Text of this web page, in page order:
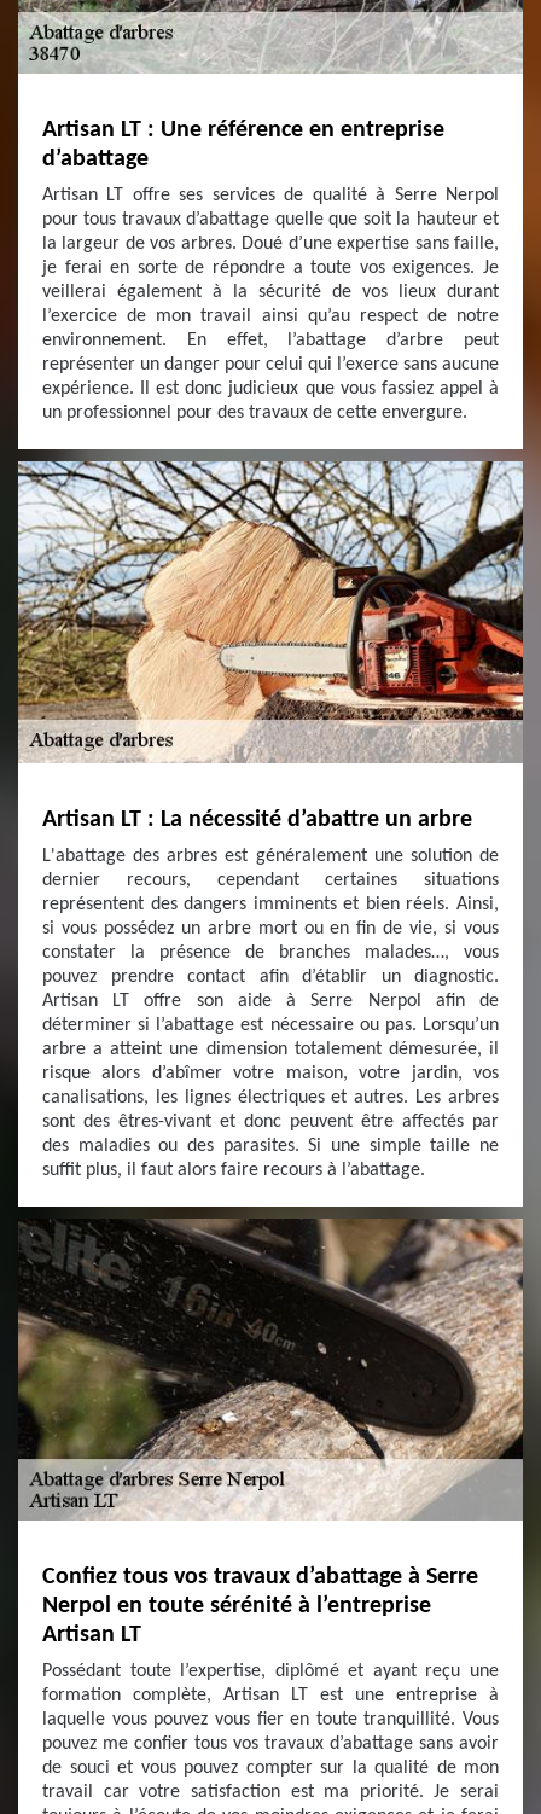
Artisan LT : Une référence en entreprise
d’abattage
Artisan LT offre ses services de qualité à Serre Nerpol
pour tous travaux d’abattage quelle que soit la hauteur et
la largeur de vos arbres. Doué d’une expertise sans faille,
je ferai en sorte de répondre a toute vos exigences. Je
veillerai également à la sécurité de vos lieux durant
l’exercice de mon travail ainsi qu’au respect de notre
environnement. En effet, l’abattage d’arbre peut
représenter un danger pour celui qui l’exerce sans aucune
expérience. Il est donc judicieux que vous fassiez appel à
un professionnel pour des travaux de cette envergure.
Artisan LT : La nécessité d’abattre un arbre
L'abattage des arbres est généralement une solution de
dernier recours, cependant certaines situations
représentent des dangers imminents et bien réels. Ainsi,
si vous possédez un arbre mort ou en fin de vie, si vous
constater la présence de branches malades…, vous
pouvez prendre contact afin d’établir un diagnostic.
Artisan LT offre son aide à Serre Nerpol afin de
déterminer si l’abattage est nécessaire ou pas. Lorsqu’un
arbre a atteint une dimension totalement démesurée, il
risque alors d’abîmer votre maison, votre jardin, vos
canalisations, les lignes électriques et autres. Les arbres
sont des êtres-vivant et donc peuvent être affectés par
des maladies ou des parasites. Si une simple taille ne
suffit plus, il faut alors faire recours à l’abattage.
Confiez tous vos travaux d’abattage à Serre
Nerpol en toute sérénité à l’entreprise
Artisan LT
Possédant toute l’expertise, diplômé et ayant reçu une
formation complète, Artisan LT est une entreprise à
laquelle vous pouvez vous fier en toute tranquillité. Vous
pouvez me confier tous vos travaux d’abattage sans avoir
de souci et vous pouvez compter sur la qualité de mon
travail car votre satisfaction est ma priorité. Je serai